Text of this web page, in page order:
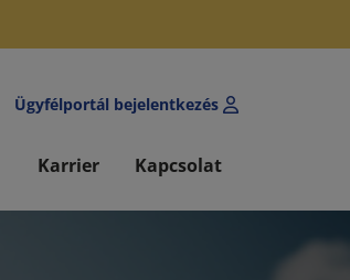
Ügyfélportál bejelentkezés
Karrier Kapcsolat